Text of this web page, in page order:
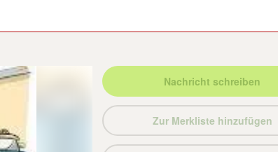
Nachricht schreiben
Zur Merkliste hinzufügen